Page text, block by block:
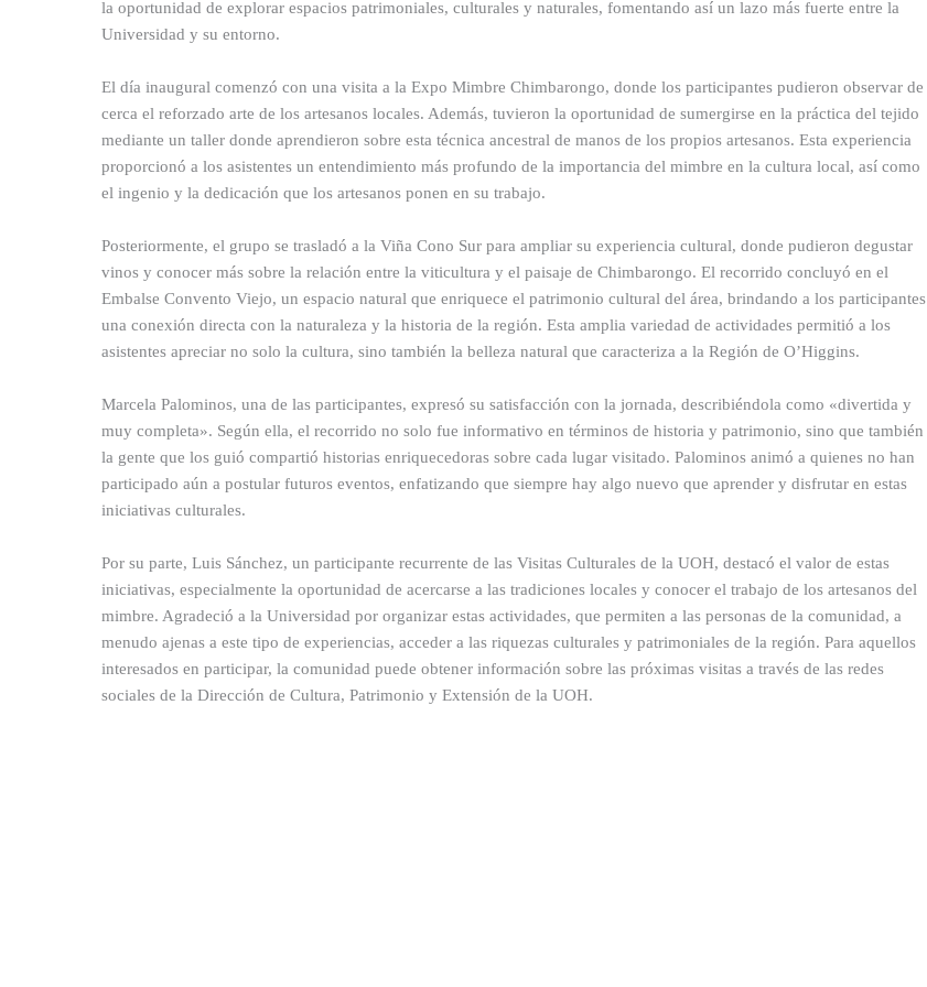
la oportunidad de explorar espacios patrimoniales, culturales y naturales, fomentando así un lazo más fuerte entre la
Universidad y su entorno.
El día inaugural comenzó con una visita a la Expo Mimbre Chimbarongo, donde los participantes pudieron observar de
cerca el reforzado arte de los artesanos locales. Además, tuvieron la oportunidad de sumergirse en la práctica del tejido
mediante un taller donde aprendieron sobre esta técnica ancestral de manos de los propios artesanos. Esta experiencia
proporcionó a los asistentes un entendimiento más profundo de la importancia del mimbre en la cultura local, así como
el ingenio y la dedicación que los artesanos ponen en su trabajo.
Posteriormente, el grupo se trasladó a la Viña Cono Sur para ampliar su experiencia cultural, donde pudieron degustar
vinos y conocer más sobre la relación entre la viticultura y el paisaje de Chimbarongo. El recorrido concluyó en el
Embalse Convento Viejo, un espacio natural que enriquece el patrimonio cultural del área, brindando a los participantes
una conexión directa con la naturaleza y la historia de la región. Esta amplia variedad de actividades permitió a los
asistentes apreciar no solo la cultura, sino también la belleza natural que caracteriza a la Región de O’Higgins.
Marcela Palominos, una de las participantes, expresó su satisfacción con la jornada, describiéndola como «divertida y
muy completa». Según ella, el recorrido no solo fue informativo en términos de historia y patrimonio, sino que también
la gente que los guió compartió historias enriquecedoras sobre cada lugar visitado. Palominos animó a quienes no han
participado aún a postular futuros eventos, enfatizando que siempre hay algo nuevo que aprender y disfrutar en estas
iniciativas culturales.
Por su parte, Luis Sánchez, un participante recurrente de las Visitas Culturales de la UOH, destacó el valor de estas
iniciativas, especialmente la oportunidad de acercarse a las tradiciones locales y conocer el trabajo de los artesanos del
mimbre. Agradeció a la Universidad por organizar estas actividades, que permiten a las personas de la comunidad, a
menudo ajenas a este tipo de experiencias, acceder a las riquezas culturales y patrimoniales de la región. Para aquellos
interesados en participar, la comunidad puede obtener información sobre las próximas visitas a través de las redes
sociales de la Dirección de Cultura, Patrimonio y Extensión de la UOH.